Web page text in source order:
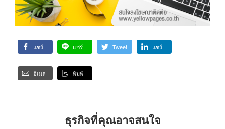
แชร์ แชร์ Tweet แชร์
อีเมล พิมพ์
ธุรกิจที่คุณอาจสนใจ